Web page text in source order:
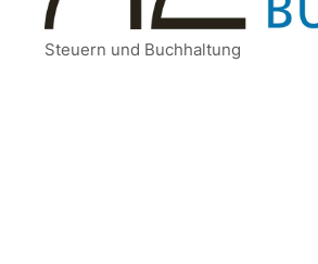
Steuern und Buchhaltung